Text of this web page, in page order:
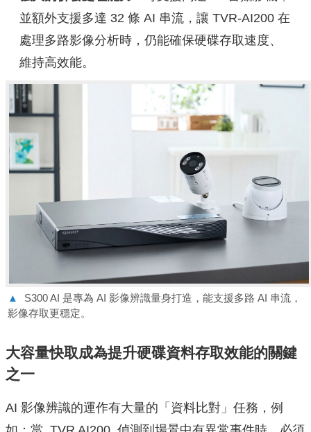
並額外支援多達 32 條 AI 串流，讓 TVR-AI200 在
處理多路影像分析時，仍能確保硬碟存取速度、
維持高效能。
▲
S300 AI 是專為 AI 影像辨識量身打造，能支援多路 AI 串流，
影像存取更穩定。
大容量快取成為提升硬碟資料存取效能的關鍵
之一
AI 影像辨識的運作有大量的「資料比對」任務，例